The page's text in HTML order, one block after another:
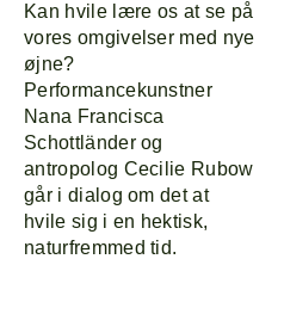
Kan hvile lære os at se på
vores omgivelser med nye
øjne?
Performancekunstner
Nana Francisca
Schottländer og
antropolog Cecilie Rubow
går i dialog om det at
hvile sig i en hektisk,
naturfremmed tid.